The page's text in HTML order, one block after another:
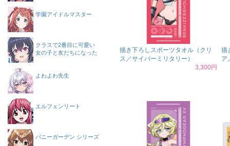
描き下ろしスポーツタオル（クリ
ス／サイバーミリタリー）
3,300円
描
ア
学園アイドルマスター
クラスで2番目に可愛い
女の子と友だちになった
よわよわ先生
エルフェンリート
バニーガーデン シリーズ